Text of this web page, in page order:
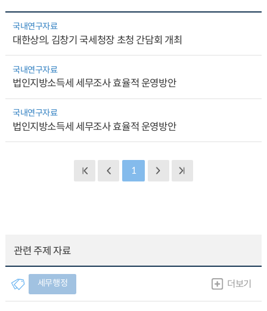
국내연구자료
대한상의, 김창기 국세청장 초청 간담회 개최
국내연구자료
법인지방소득세 세무조사 효율적 운영방안
국내연구자료
법인지방소득세 세무조사 효율적 운영방안
1
관련 주제 자료
세무행정 더보기